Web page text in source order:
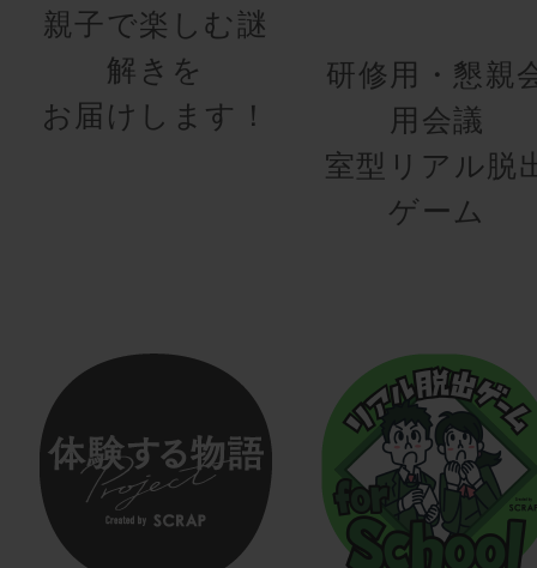
親子で楽しむ謎
解きを
お届けします！
研修用・懇親
用会議
室型リアル脱
ゲーム